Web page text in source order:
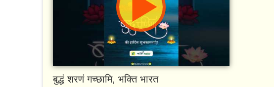
बुद्धं शरणं गच्छामि, भक्ति भारत